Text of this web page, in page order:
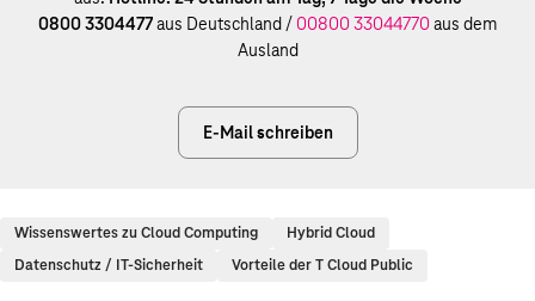
0800 3304477aus Deutschland / 00800 33044770 aus dem
Ausland
E-Mail schreiben
Wissenswertes zu Cloud Computing
Hybrid Cloud
Datenschutz / IT-Sicherheit
Vorteile der T Cloud Public